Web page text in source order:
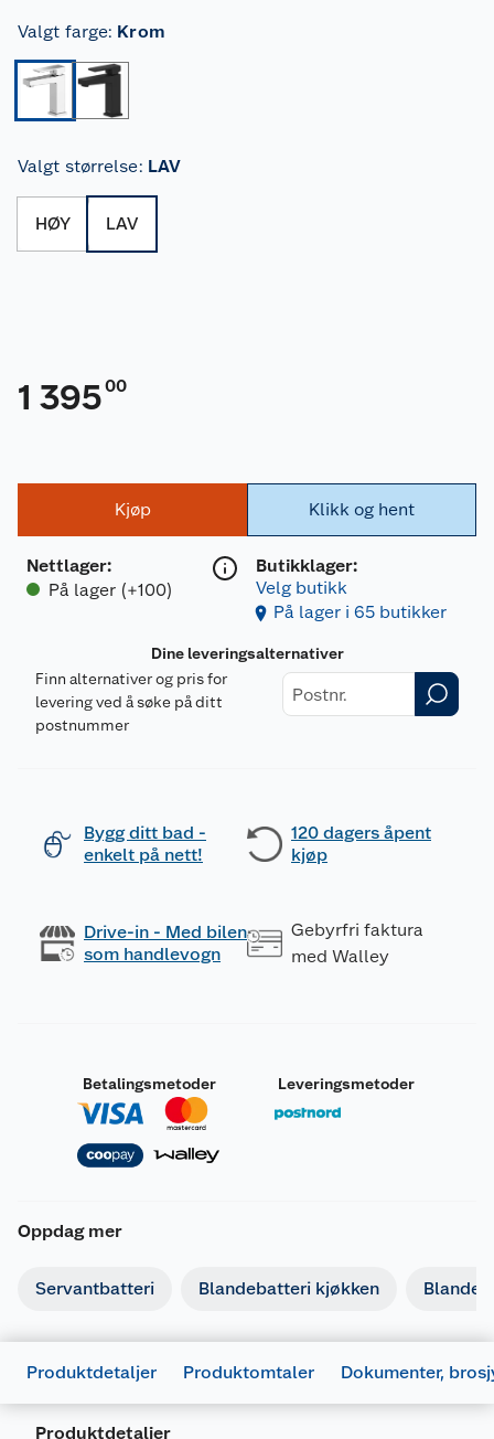
Valgt farge: Krom
Valgt størrelse: LAV
HØY LAV
1 39500
Kjøp
Nettlager:
På lager (+100)
Klikk og hent
Butikklager:
Velg butikk
På lager i 65 butikker
Dine leveringsalternativer
Finn alternativer og pris for
levering ved å søke på ditt
postnummer
Bygg ditt bad -
enkelt på nett!
120 dagers åpent
kjøp
Drive-in - Med bilen
som handlevogn
Gebyrfri faktura
med Walley
Betalingsmetoder Leveringsmetoder
Oppdag mer
Servantbatteri Blandebatteri kjøkken
Produktdetaljer Produktomtaler Dokumenter,
Produktdetaljer